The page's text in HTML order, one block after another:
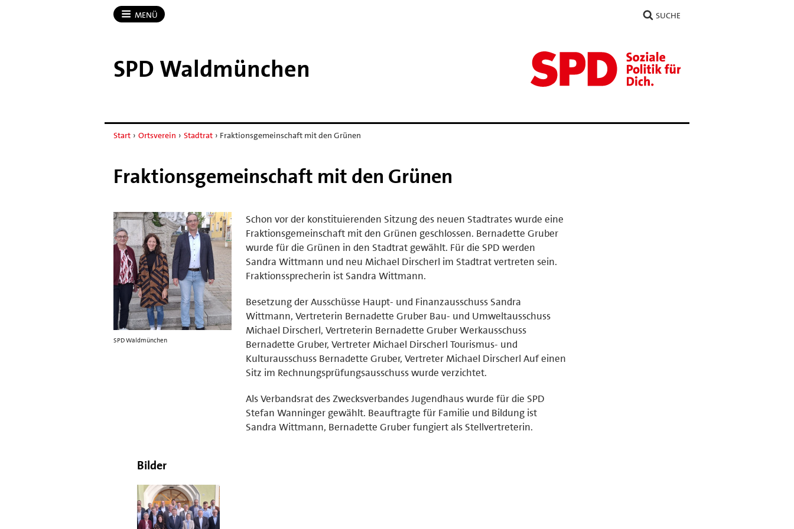
MENÜ SUCHE
SPD Waldmünchen
Start › Ortsverein › Stadtrat › Fraktionsgemeinschaft mit den Grünen
Fraktionsgemeinschaft mit den Grünen
SPD Waldmünchen
Schon vor der konstituierenden Sitzung des neuen Stadtrates wurde eine
Fraktionsgemeinschaft mit den Grünen geschlossen. Bernadette Gruber
wurde für die Grünen in den Stadtrat gewählt. Für die SPD werden
Sandra Wittmann und neu Michael Dirscherl im Stadtrat vertreten sein.
Fraktionssprecherin ist Sandra Wittmann.
Besetzung der Ausschüsse Haupt- und Finanzausschuss Sandra
Wittmann, Vertreterin Bernadette Gruber Bau- und Umweltausschuss
Michael Dirscherl, Vertreterin Bernadette Gruber Werkausschuss
Bernadette Gruber, Vertreter Michael Dirscherl Tourismus- und
Kulturausschuss Bernadette Gruber, Vertreter Michael Dirscherl Auf einen
Sitz im Rechnungsprüfungsausschuss wurde verzichtet.
Als Verbandsrat des Zwecksverbandes Jugendhaus wurde für die SPD
Stefan Wanninger gewählt. Beauftragte für Familie und Bildung ist
Sandra Wittmann, Bernadette Gruber fungiert als Stellvertreterin.
Bilder